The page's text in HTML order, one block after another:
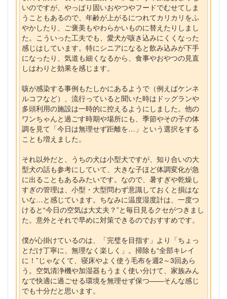
いのですが、やっぱり固いおやつやフードでむせてしま
うこともあるので、年齢が上がるにつれてカリカリをふ
やかしたり、ご褒美もやわらかいものに替えたりしまし
た。こういった工夫でも、愛犬が咳き込みにくくなった
感じはしています。特にシニアになると飲み込みが下手
になったり、気道も細くなるから、食事やおやつの見直
しはわりと効果を感じます。
咳が感染する事例もたしかにあるようで（例えばケンネ
ルコフなど）、流行っていると聞いた時はドッグランや
多頭利用の施設は一時的に控えるようにしました。他の
ワンちゃんと過ごす時期や場所にも、季節やその子の体
調を見て「今日は無理せず距離を…」という選択をする
ことも増えました。
それ以外だと、うちの犬は小型犬ですが、知り合いの大
型犬の話も参考にしていて、大きな子ほど体調変化が急
に出ることもあるみたいです。なので、暑すぎや乾燥し
すぎの管理は、小型・大型問わず意識しておくと損はな
いな…と感じています。ちなみに温度湿度計は、一度つ
けると“今日の空気は大丈夫？”と毎日見るクセがつきまし
た。意外とそれで早めに対策できるのでおすすめです。
僕が心掛けているのは、「完璧を目指す」より「ちょっ
とだけ丁寧に、無理なく楽しく」。掃除も“全部キレイ
に！”じゃなくて、寝床やよく使う毛布を週2～3回あら
う。空気清浄機や加湿器もうまく使い分けて、家族みん
なで快適に過ごせる環境を無理せず保つ——そんな感じ
でも十分だと思います。